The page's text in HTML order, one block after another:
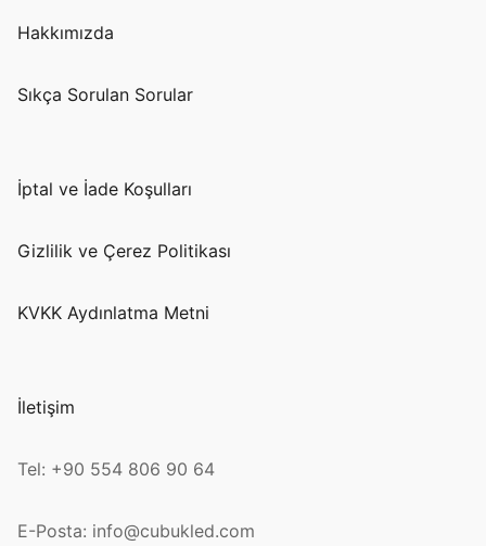
Hakkımızda
Sıkça Sorulan Sorular
İptal ve İade Koşulları
Gizlilik ve Çerez Politikası
KVKK Aydınlatma Metni
İletişim
Tel: +90 554 806 90 64
E-Posta: info@cubukled.com